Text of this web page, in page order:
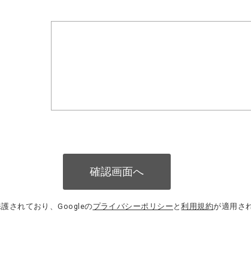
されており、Googleのプライバシーポリシー と利用規約が適用さ